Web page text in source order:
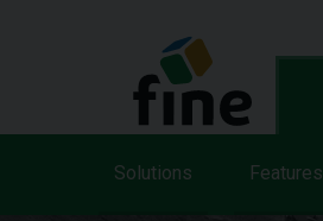
Solutions Features